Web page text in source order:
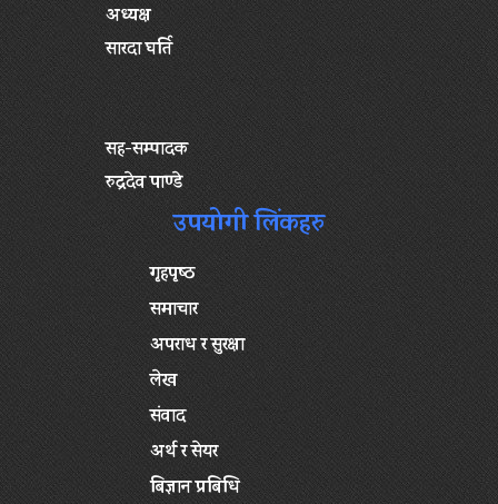
अध्यक्ष
सारदा घर्ति
सह-सम्पादक
रुद्रदेव पाण्डे
उपयोगी लिंकहरु
गृहपृष्‍ठ
समाचार
अपराध र सुरक्षा
लेख
संवाद
अर्थ र सेयर
बिज्ञान प्रबिधि